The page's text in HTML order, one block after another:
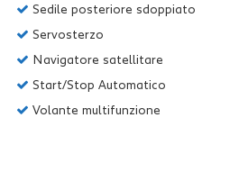
Sedile posteriore sdoppiato
Servosterzo
Navigatore satellitare
Start/Stop Automatico
Volante multifunzione